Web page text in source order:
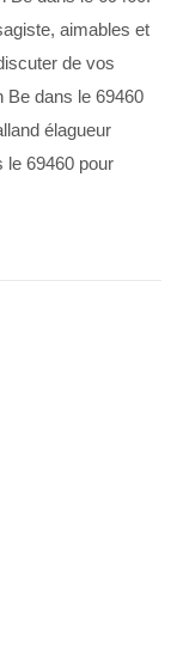
aimables et
de vos
Be dans le 69460
élagueur
le 69460 pour